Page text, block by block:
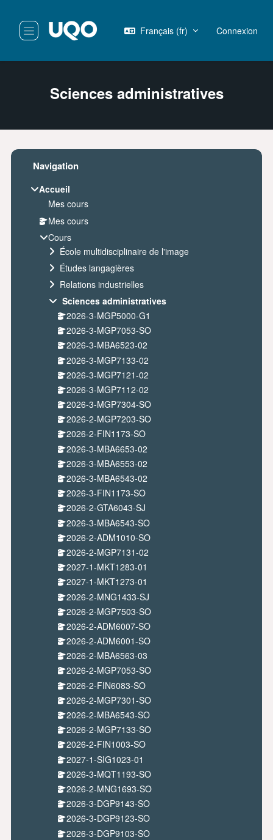
Panneau latéral
Français ‎(fr)‎ Connexion
Sciences administratives
Blocs
Passer Navigation
Navigation
Accueil
Mes cours
Mes cours
Cours
École multidisciplinaire de l'image
Études langagières
Relations industrielles
Sciences administratives
2026-3-MGP5000-G1
2026-3-MGP7053-SO
2026-3-MBA6523-02
2026-3-MGP7133-02
2026-3-MGP7121-02
2026-3-MGP7112-02
2026-3-MGP7304-SO
2026-2-MGP7203-SO
2026-2-FIN1173-SO
2026-3-MBA6653-02
2026-3-MBA6553-02
2026-3-MBA6543-02
2026-3-FIN1173-SO
2026-2-GTA6043-SJ
2026-3-MBA6543-SO
2026-2-ADM1010-SO
2026-2-MGP7131-02
2027-1-MKT1283-01
2027-1-MKT1273-01
2026-2-MNG1433-SJ
2026-2-MGP7503-SO
2026-2-ADM6007-SO
2026-2-ADM6001-SO
2026-2-MBA6563-03
2026-2-MGP7053-SO
2026-2-FIN6083-SO
2026-2-MGP7301-SO
2026-2-MBA6543-SO
2026-2-MGP7133-SO
2026-2-FIN1003-SO
2027-1-SIG1023-01
2026-3-MQT1193-SO
2026-2-MNG1693-SO
2026-3-DGP9143-SO
2026-3-DGP9123-SO
2026-3-DGP9103-SO